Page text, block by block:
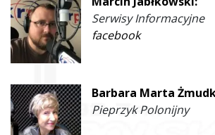
Serwisy Informacyjne
facebook
Barbara Marta
Pieprzyk Polonijny